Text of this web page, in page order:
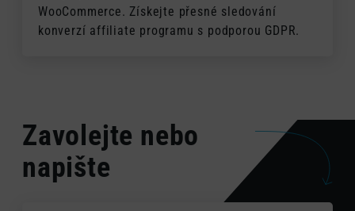
WooCommerce. Získejte přesné sledování
konverzí affiliate programu s podporou GDPR.
Zavolejte nebo
napište